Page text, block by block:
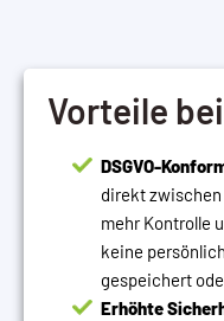
Vorteile
DSGVO-
direkt zwischen
mehr Kontrolle
keine
gespeichert
Erhöhte